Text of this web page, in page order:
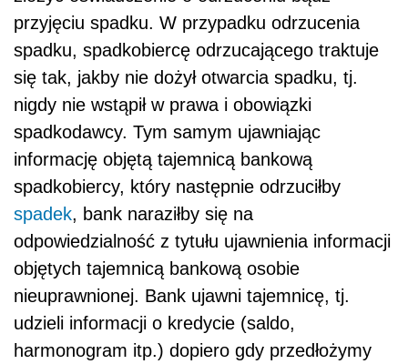
przyjęciu spadku. W przypadku odrzucenia
spadku, spadkobiercę odrzucającego traktuje
się tak, jakby nie dożył otwarcia spadku, tj.
nigdy nie wstąpił w prawa i obowiązki
spadkodawcy. Tym samym ujawniając
informację objętą tajemnicą bankową
spadkobiercy, który następnie odrzuciłby
spadek, bank naraziłby się na
odpowiedzialność z tytułu ujawnienia informacji
objętych tajemnicą bankową osobie
nieuprawnionej. Bank ujawni tajemnicę, tj.
udzieli informacji o kredycie (saldo,
harmonogram itp.) dopiero gdy przedłożymy